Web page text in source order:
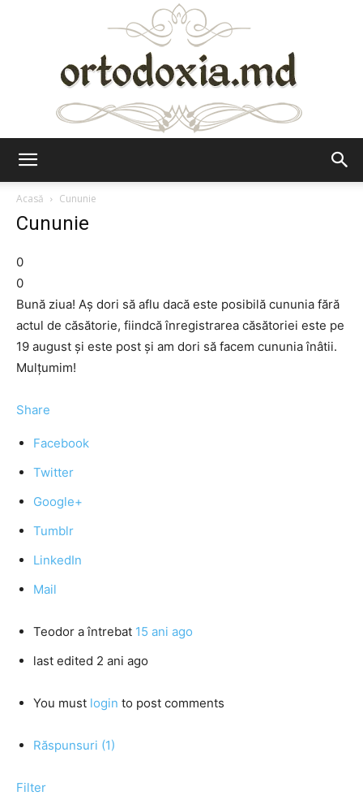
Acasă
Cununie
Cununie
0
0
Bună ziua! Aş dori să aflu dacă este posibilă cununia fără
actul de căsătorie, fiindcă înregistrarea căsătoriei este pe
19 august şi este post şi am dori să facem cununia înâtii.
Mulţumim!
Share
Facebook
Twitter
Google+
Tumblr
LinkedIn
Mail
Teodor a întrebat 15 ani ago
last edited 2 ani ago
You must login to post comments
Răspunsuri (1)
Filter